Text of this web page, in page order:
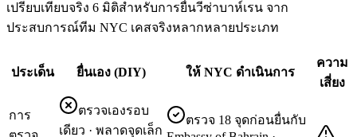
เปรียบเทียบจริง 6 มิติสำหรับการยื่นวีซ่าบาห์เรน จาก
ประสบการณ์ทีม NYC เคสจริงหลากหลายประเภท
ประเด็น ยื่นเอง (DIY) ให้ NYC ดำเนินการ
ความ
เสี่ยง
การ
ตรวจเองรอบ
เดียว · พลาดจุดเล็ก
ตรวจ 18 จุดก่อนยื่นกับ